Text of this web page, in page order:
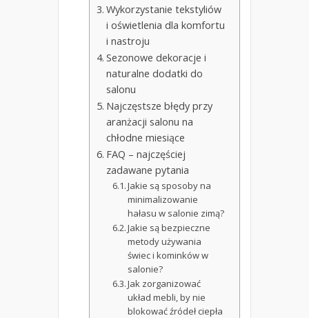
Wykorzystanie tekstyliów
i oświetlenia dla komfortu
i nastroju
Sezonowe dekoracje i
naturalne dodatki do
salonu
Najczęstsze błędy przy
aranżacji salonu na
chłodne miesiące
FAQ – najczęściej
zadawane pytania
Jakie są sposoby na
minimalizowanie
hałasu w salonie zimą?
Jakie są bezpieczne
metody używania
świec i kominków w
salonie?
Jak zorganizować
układ mebli, by nie
blokować źródeł ciepła